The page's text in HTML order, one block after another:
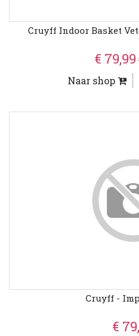
Cruyff Indoor Basket
€ 79,99
Naar shop
Cruyff -
€